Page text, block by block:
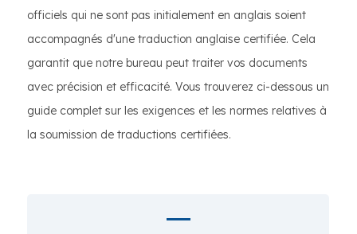
officiels qui ne sont pas initialement en anglais soient
accompagnés d'une traduction anglaise certifiée. Cela
garantit que notre bureau peut traiter vos documents
avec précision et efficacité. Vous trouverez ci-dessous un
guide complet sur les exigences et les normes relatives à
la soumission de traductions certifiées.